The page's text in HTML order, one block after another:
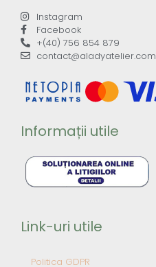
Instagram
Facebook
+(40) 756 854 879
contact@aladyatelier.com
Informații utile
Link-uri utile
Politica GDPR